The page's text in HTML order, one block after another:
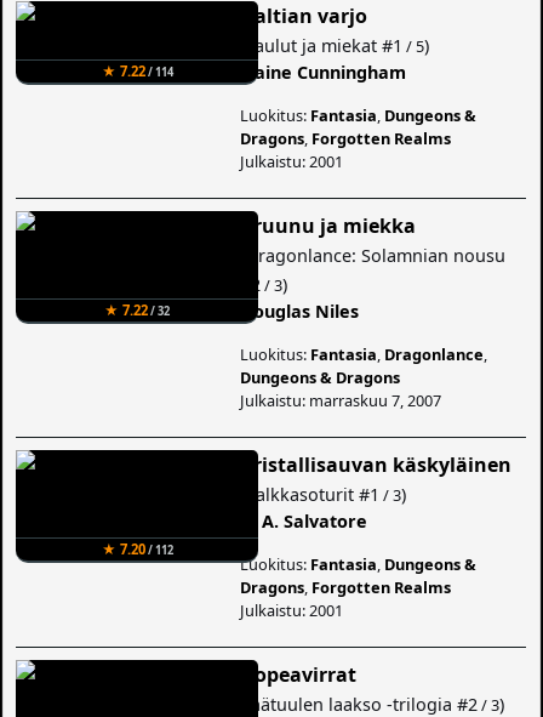
★ 7.22/ 114
Haltian varjo
Laulut ja miekat #1 / 5)
Elaine Cunningham
Luokitus: Fantasia Dungeons &
Dragons Forgotten Realms
Julkaistu: 2001
★ 7.22/ 32
Kruunu ja miekka
Dragonlance: Solamnian nousu
#2 / 3)
Douglas Niles
Luokitus: Fantasia Dragonlance
Dungeons & Dragons
Julkaistu: marraskuu 7, 2007
★ 7.20/ 112
Kristallisauvan käskyläinen
Palkkasoturit #1 / 3)
R. A. Salvatore
Luokitus: Fantasia Dungeons &
Dragons Forgotten Realms
Julkaistu: 2001
Hopeavirrat
Jäätuulen laakso -trilogia #2 / 3)